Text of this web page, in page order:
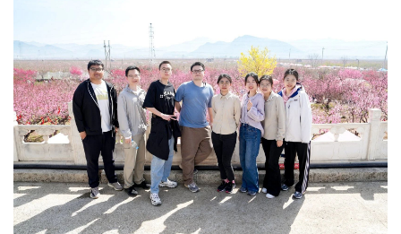
宣传思想文化人才
专题
资料库
+